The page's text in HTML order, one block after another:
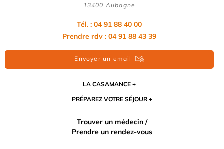
13400 Aubagne
Tél. : 04 91 88 40 00
Prendre rdv : 04 91 88 43 39
Envoyer un email
LA CASAMANCE
PRÉPAREZ VOTRE SÉJOUR
Trouver un médecin /
Prendre un rendez-vous